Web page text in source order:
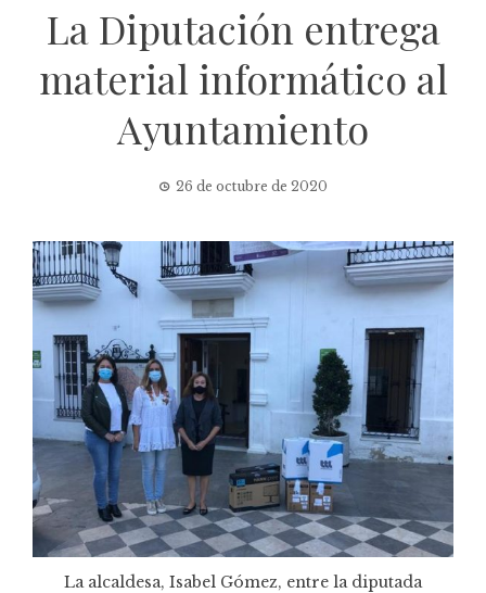
La Diputación entrega
material informático al
Ayuntamiento
26 de octubre de 2020
La alcaldesa, Isabel Gómez, entre la diputada